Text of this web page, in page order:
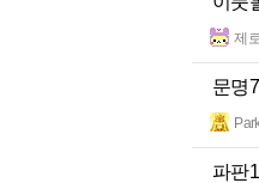
제
문명
파판